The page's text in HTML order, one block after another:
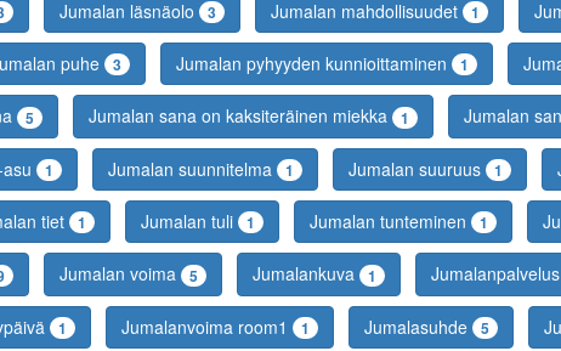
Jumalan läsnäolo 3 Jumalan mahdollisuudet 1
puhe 3 Jumalan pyhyyden kunnioittaminen 1
5 Jumalan sana on kaksiteräinen miekka 1 Jumalan
1 Jumalan suunnitelma 1 Jumalan suuruus 1
tiet 1 Jumalan tuli 1 Jumalan tunteminen 1
Jumalan voima 5 Jumalankuva 1 Jumalanpalvelus
1 Jumalanvoima room1 1 Jumalasuhde 5